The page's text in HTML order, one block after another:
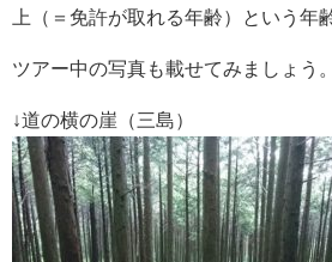
上（＝免許が取れる年齢）という年
ツアー中の写真も載せてみましょう。
↓道の横の崖（三島）